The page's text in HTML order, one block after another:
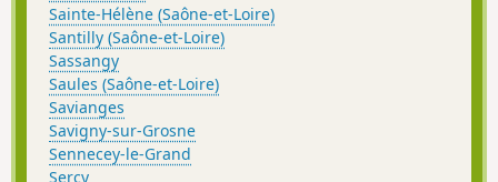
Sainte-Hélène (Saône-et-Loire)
Santilly (Saône-et-Loire)
Sassangy
Saules (Saône-et-Loire)
Savianges
Savigny-sur-Grosne
Sennecey-le-Grand
Sercy